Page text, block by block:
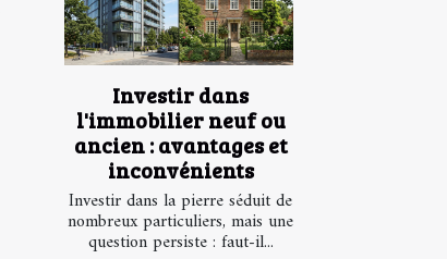
Investir dans
l'immobilier neuf ou
ancien : avantages et
inconvénients
Investir dans la pierre séduit de
nombreux particuliers, mais une
question persiste : faut-il...